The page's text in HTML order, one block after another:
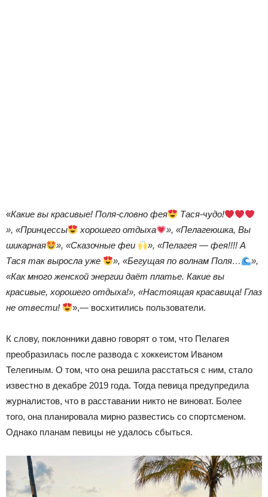
«Какие вы красивые! Поля-словно фея
Тася-чудо!
», «Принцессы
хорошего отдыха
», «Пелагеюшка, Вы
шикарная
», «Сказочные феи
», «Пелагея — фея!!!! А
Тася так выросла уже
», «Бегущая по волнам Поля…
»,
«Как много женской энергии даёт платье. Какие вы
красивые, хорошего отдыха!», «Настоящая красавица! Глаз
не отвести!
»,— восхитились пользователи.
К слову, поклонники давно говорят о том, что Пелагея
преобразилась после развода с хоккеистом Иваном
Телегиным. О том, что она решила расстаться с ним, стало
известно в декабре 2019 года. Тогда певица предупредила
журналистов, что в расставании никто не виноват. Более
того, она планировала мирно развестись со спортсменом.
Однако планам певицы не удалось сбыться.